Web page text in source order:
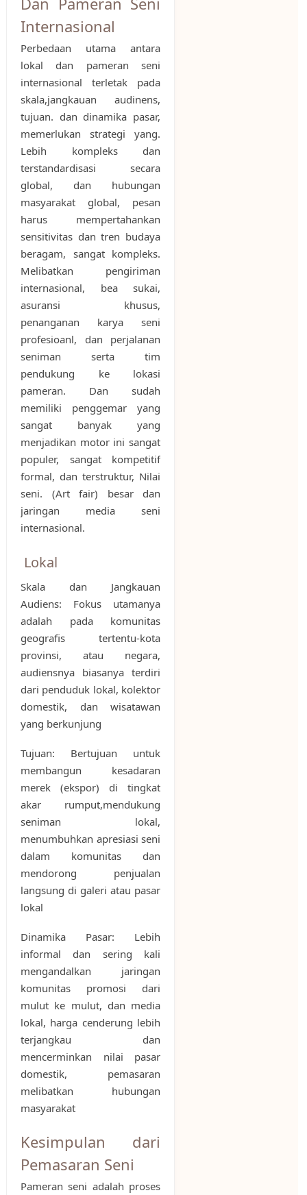
Internasional
Perbedaan utama antara
lokal dan pameran seni
internasional terletak pada
skala,jangkauan audinens,
tujuan. dan dinamika pasar,
memerlukan strategi yang.
Lebih kompleks dan
terstandardisasi secara
global, dan hubungan
masyarakat global, pesan
harus mempertahankan
sensitivitas dan tren budaya
beragam, sangat kompleks.
Melibatkan pengiriman
internasional, bea sukai,
asuransi khusus,
penanganan karya seni
profesioanl, dan perjalanan
seniman serta tim
pendukung ke lokasi
pameran. Dan sudah
memiliki penggemar yang
sangat banyak yang
menjadikan motor ini sangat
populer, sangat kompetitif
formal, dan terstruktur, Nilai
seni. (Art fair) besar dan
jaringan media seni
internasional.
Lokal
Skala dan Jangkauan
Audiens: Fokus utamanya
adalah pada komunitas
geografis tertentu-kota
provinsi, atau negara,
audiensnya biasanya terdiri
dari penduduk lokal, kolektor
domestik, dan wisatawan
yang berkunjung
Tujuan: Bertujuan untuk
membangun kesadaran
merek (ekspor) di tingkat
akar rumput,mendukung
seniman lokal,
menumbuhkan apresiasi seni
dalam komunitas dan
mendorong penjualan
langsung di galeri atau pasar
lokal
Dinamika Pasar: Lebih
informal dan sering kali
mengandalkan jaringan
komunitas promosi dari
mulut ke mulut, dan media
lokal, harga cenderung lebih
terjangkau dan
mencerminkan nilai pasar
domestik, pemasaran
melibatkan hubungan
masyarakat
Kesimpulan dari
Pemasaran Seni
Pameran seni adalah proses